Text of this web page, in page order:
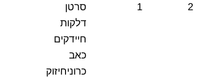
2
1
סרטן
דלקות
חיידקים
כאב
כרוניחיזוק